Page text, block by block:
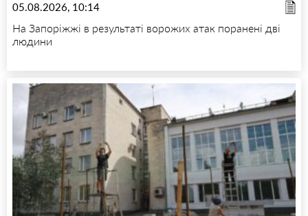
05.08.2026, 10:14
На Запоріжжі в результаті ворожих атак поранені дві
людини